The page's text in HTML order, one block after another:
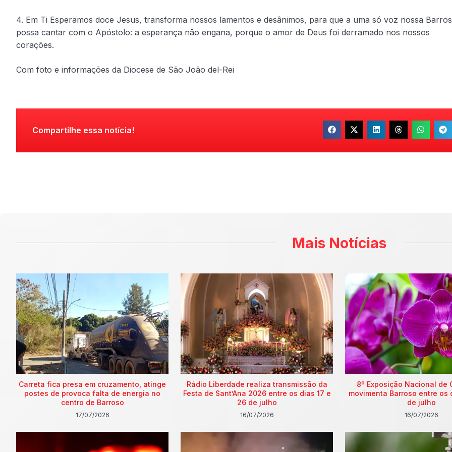
4. Em Ti Esperamos doce Jesus, transforma nossos lamentos e desânimos, para que a uma só voz nossa
possa cantar com o Apóstolo: a esperança não engana, porque o amor de Deus foi derramado nos nossos
corações.
Com foto e informações da Diocese de São João del-Rei
Compartilhe essa notícia!
Mais Notícias
Carreta fica presa em cruzamento, atinge
postes de provoca falta de energia no
centro de Barroso
17/07/2026
Rádio Liberdade realiza transmissão da
Festa de Sant’Ana 2026 entre os dias 17 e
26 de julho
16/07/2026
8º Exposição Nacional de
movimenta Barroso entre os
de julho
16/07/2026